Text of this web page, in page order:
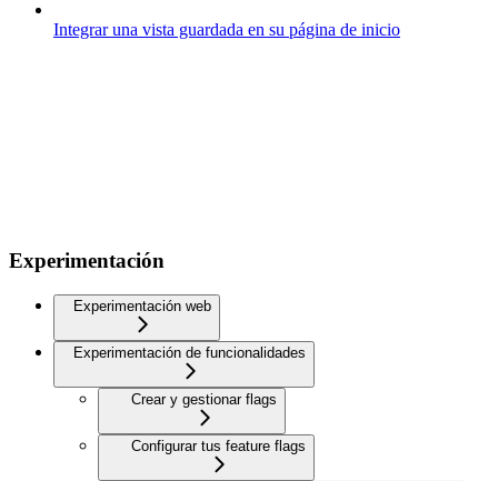
Integrar una vista guardada en su página de inicio
Experimentación
Experimentación web
Experimentación de funcionalidades
Crear y gestionar flags
Configurar tus feature flags